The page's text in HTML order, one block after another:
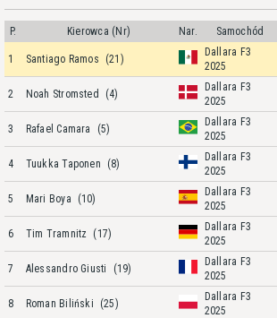
P. Kierowca (Nr) Nar. Samochód
1 Santiago Ramos (21)
Dallara F3
2025
2 Noah Stromsted (4)
Dallara F3
2025
3 Rafael Camara (5)
Dallara F3
2025
4 Tuukka Taponen (8)
Dallara F3
2025
5 Mari Boya (10)
Dallara F3
2025
6 Tim Tramnitz (17)
Dallara F3
2025
7 Alessandro Giusti (19)
Dallara F3
2025
8 Roman Biliński (25)
Dallara F3
2025